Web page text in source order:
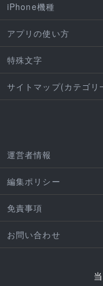
iPhone機種
アプリの使い方
特殊文字
サイトマップ(カテゴリ
運営者情報
編集ポリシー
免責事項
お問い合わせ